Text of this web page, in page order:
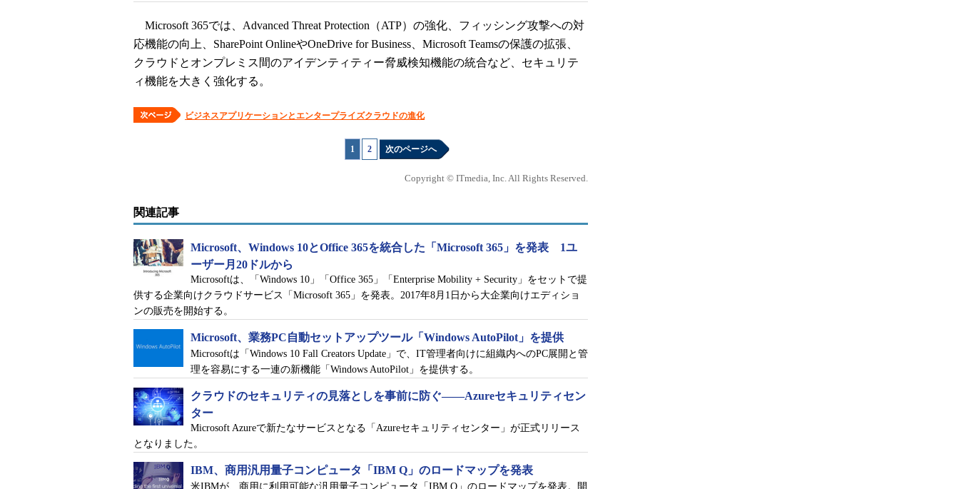
Microsoft 365では、Advanced Threat Protection（ATP）の強化、フィッシング攻撃への対
応機能の向上、SharePoint OnlineやOneDrive for Business、Microsoft Teamsの保護の拡張、
クラウドとオンプレミス間のアイデンティティー脅威検知機能の統合など、セキュリテ
ィ機能を大きく強化する。
ビジネスアプリケーションとエンタープライズクラウドの進化
1 2 次のページへ
Copyright © ITmedia, Inc. All Rights Reserved.
関連記事
Microsoft、Windows 10とOffice 365を統合した「Microsoft 365」を発表 1ユ
ーザー月20ドルから
Microsoftは、「Windows 10」「Office 365」「Enterprise Mobility + Security」をセットで提
供する企業向けクラウドサービス「Microsoft 365」を発表。2017年8月1日から大企業向けエディショ
ンの販売を開始する。
Microsoft、業務PC自動セットアップツール「Windows AutoPilot」を提供
Microsoftは「Windows 10 Fall Creators Update」で、IT管理者向けに組織内へのPC展開と管
理を容易にする一連の新機能「Windows AutoPilot」を提供する。
クラウドのセキュリティの見落としを事前に防ぐ――Azureセキュリティセン
ター
Microsoft Azureで新たなサービスとなる「Azureセキュリティセンター」が正式リリース
となりました。
IBM、商用汎用量子コンピュータ「IBM Q」のロードマップを発表
米IBMが、商用に利用可能な汎用量子コンピュータ「IBM Q」のロードマップを発表。開